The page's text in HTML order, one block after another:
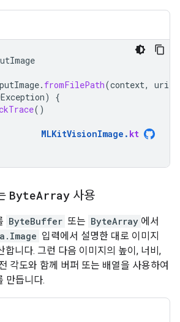
. fromFilePath(context, uri
)
{
()
MLKitVisionImage . kt
ByteArray 사용
ByteBuffer 또는 ByteArray 에서
입력에서 설명한 대로 이미지
합니다. 그런 다음 이미지의 높이, 너비,
각도와 함께 버퍼 또는 배열을 사용하여
만듭니다.